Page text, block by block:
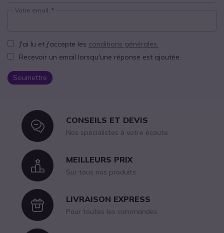
Votre email:
J'ai lu et j'accepte les conditions générales.
Recevoir un email lorsqu'une réponse est ajoutée.
Soumettre
IconCONSEILS ET DEVIS
Nos spécialistes à votre écoute
IconMEILLEURS PRIX
Sur tous nos produits
IconLIVRAISON EXPRESS
Pour toutes les commandes